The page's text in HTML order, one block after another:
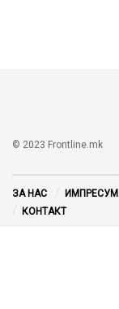
© 2023 Frontline.mk
ЗА НАС ИМПРЕСУМ
КОНТАКТ